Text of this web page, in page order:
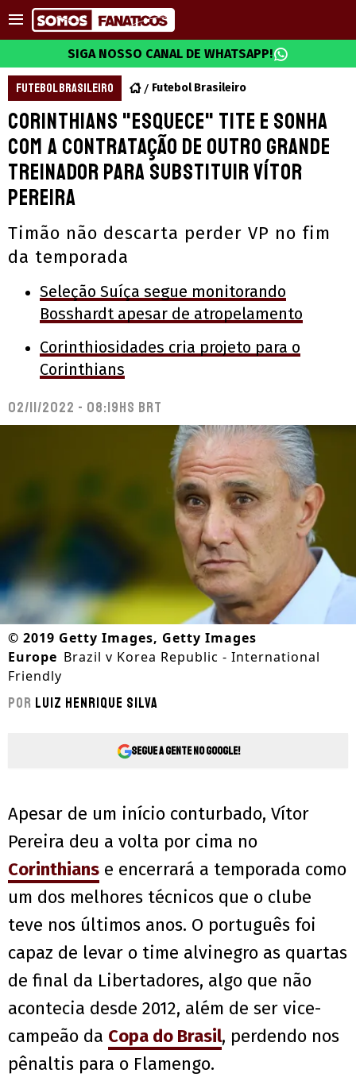
SIGA NOSSO CANAL DE WHATSAPP!
FUTEBOL BRASILEIRO Futebol Brasileiro
Corinthians "esquece" Tite e sonha
com a contratação de outro grande
treinador para substituir Vítor
Pereira
Timão não descarta perder VP no fim
da temporada
Seleção Suíça segue monitorando
Bosshardt apesar de atropelamento
Corinthiosidades cria projeto para o
Corinthians
02/11/2022 - 08:19hs BRT
© 2019 Getty Images, Getty Images
Europe Brazil v Korea Republic - International
Friendly
Por Luiz Henrique Silva
Segue a gente no Google!
Apesar de um início conturbado, Vítor
Pereira deu a volta por cima no
Corinthians e encerrará a temporada como
um dos melhores técnicos que o clube
teve nos últimos anos. O português foi
capaz de levar o time alvinegro as quartas
de final da Libertadores, algo que não
acontecia desde 2012, além de ser vice-
campeão da Copa do Brasil, perdendo nos
pênaltis para o Flamengo.